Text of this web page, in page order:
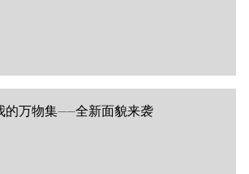
的万物集——全新面貌来袭